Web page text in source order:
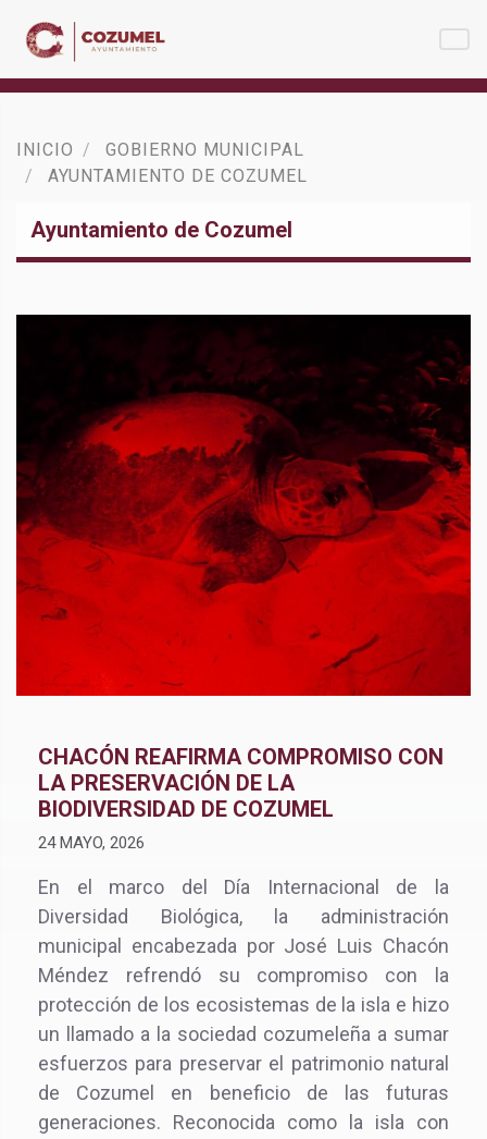
INICIO
GOBIERNO MUNICIPAL
AYUNTAMIENTO DE COZUMEL
Ayuntamiento de Cozumel
CHACÓN REAFIRMA COMPROMISO CON
LA PRESERVACIÓN DE LA
BIODIVERSIDAD DE COZUMEL
24 MAYO, 2026
En el marco del Día Internacional de la
Diversidad Biológica, la administración
municipal encabezada por José Luis Chacón
Méndez refrendó su compromiso con la
protección de los ecosistemas de la isla e hizo
un llamado a la sociedad cozumeleña a sumar
esfuerzos para preservar el patrimonio natural
de Cozumel en beneficio de las futuras
generaciones. Reconocida como la isla con